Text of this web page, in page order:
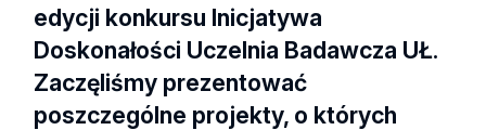
edycji konkursu Inicjatywa
Doskonałości Uczelnia Badawcza UŁ.
Zaczęliśmy prezentować
poszczególne projekty, o których